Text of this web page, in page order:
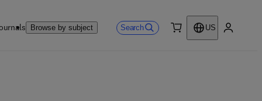
Browse by subject Search
US